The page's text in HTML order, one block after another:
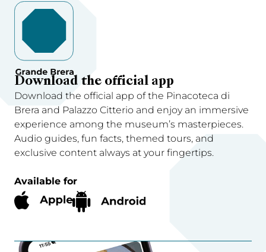
Download the official app
Download the official app of the Pinacoteca di
Brera and Palazzo Citterio and enjoy an immersive
experience among the museum’s masterpieces.
Audio guides, fun facts, themed tours, and
exclusive content always at your fingertips.
Available for